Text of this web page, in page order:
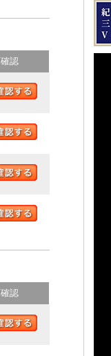
認
認